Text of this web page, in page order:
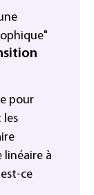
pour
les
linéaire à
ce